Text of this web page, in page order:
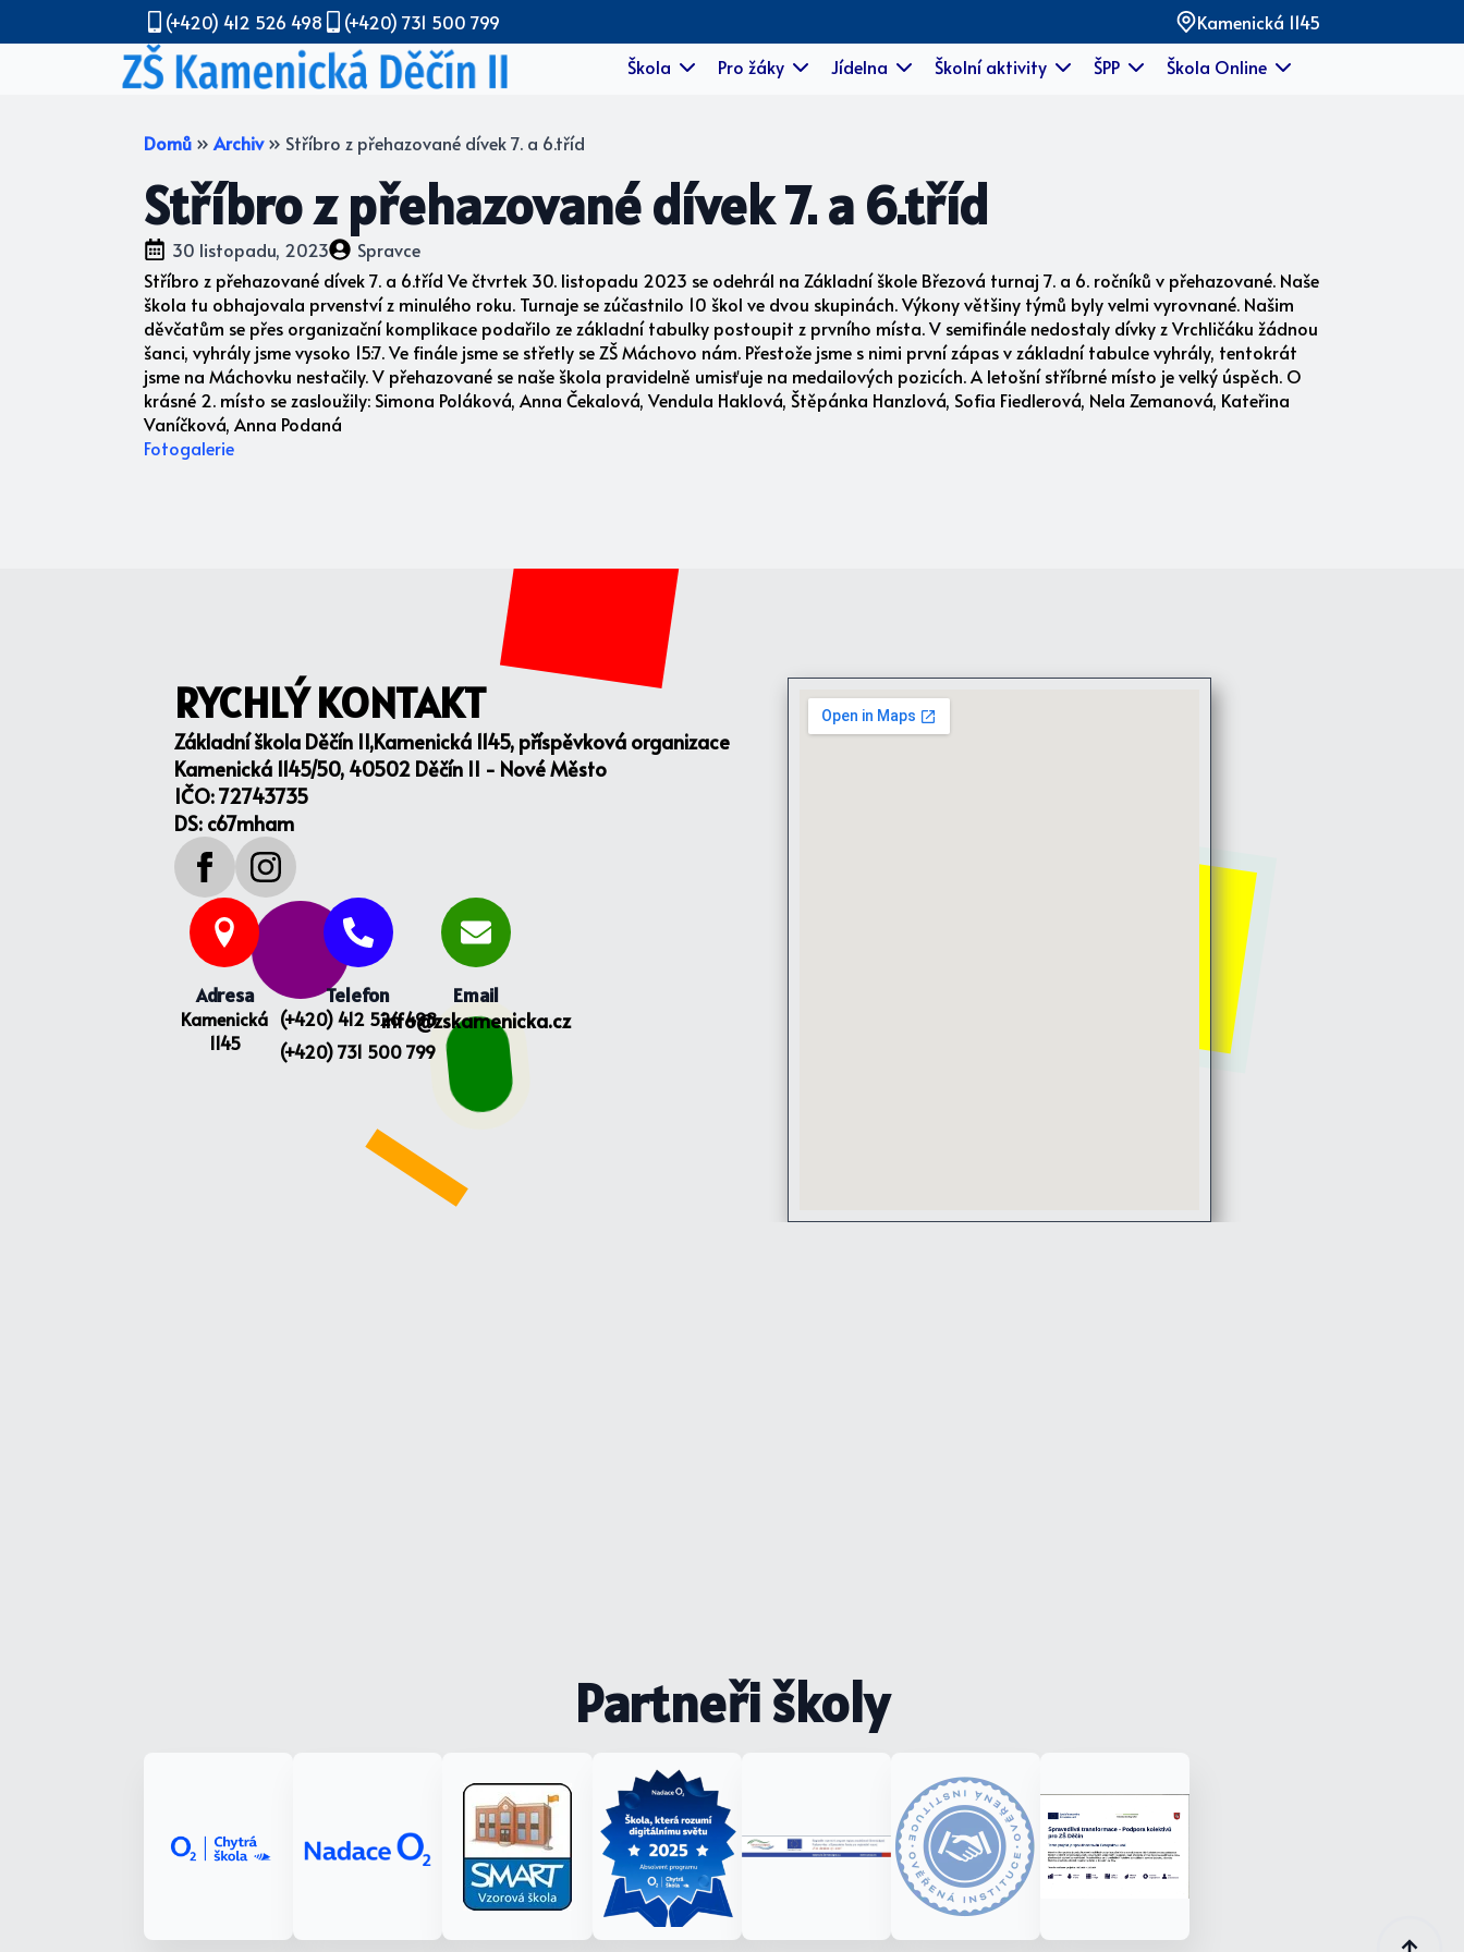
(+420) 412 526 498 (+420) 731 500 799
Kamenická 1145
Škola
Pro žáky Jídelna Školní aktivity ŠPP Škola Online
Domů » Archiv » Stříbro z přehazované dívek 7. a 6.tříd
Stříbro z přehazované dívek 7. a 6.tříd
30 listopadu, 2023
Spravce
Stříbro z přehazované dívek 7. a 6.tříd Ve čtvrtek 30. listopadu 2023 se odehrál na Základní škole Březová turnaj 7. a 6. ročníků v přehazované. Naše
škola tu obhajovala prvenství z minulého roku. Turnaje se zúčastnilo 10 škol ve dvou skupinách. Výkony většiny týmů byly velmi vyrovnané. Našim
děvčatům se přes organizační komplikace podařilo ze základní tabulky postoupit z prvního místa. V semifinále nedostaly dívky z Vrchličáku žádnou
šanci, vyhrály jsme vysoko 15:7. Ve finále jsme se střetly se ZŠ Máchovo nám. Přestože jsme s nimi první zápas v základní tabulce vyhrály, tentokrát
jsme na Máchovku nestačily. V přehazované se naše škola pravidelně umisťuje na medailových pozicích. A letošní stříbrné místo je velký úspěch. O
krásné 2. místo se zasloužily: Simona Poláková, Anna Čekalová, Vendula Haklová, Štěpánka Hanzlová, Sofia Fiedlerová, Nela Zemanová, Kateřina
Vaníčková, Anna Podaná
Fotogalerie
RYCHLÝ KONTAKT
Základní škola Děčín II,Kamenická 1145, příspěvková organizace
Kamenická 1145/50, 40502 Děčín II - Nové Město
IČO: 72743735
DS: c67mham
Adresa
Kamenická
1145
Telefon
(+420) 412 526 498
(+420) 731 500 799
Email
info@zskamenicka.cz
Partneři školy